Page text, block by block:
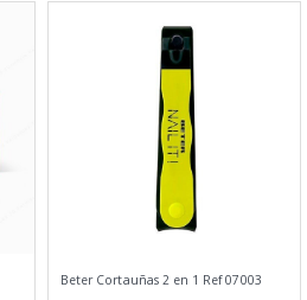
Beter Cortauñas 2 en 1 Ref 07003